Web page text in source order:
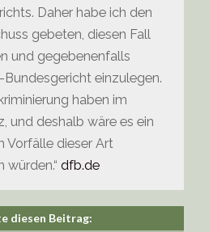
Daher habe ich den
gebeten, diesen Fall
und gegebenenfalls
einzulegen.
haben im
und deshalb wäre es ein
Vorfälle dieser Art
würden.“dfb.de